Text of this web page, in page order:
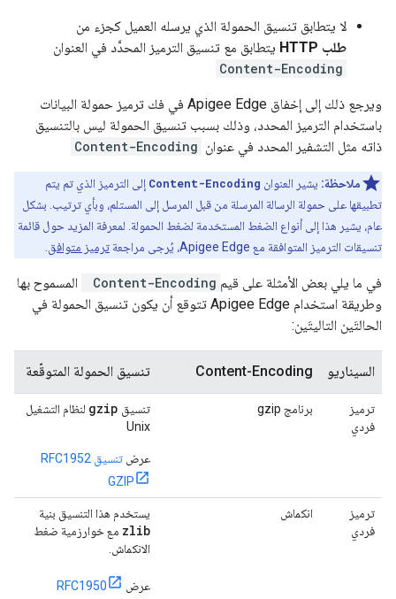
لا يتطابق تنسيق الحمولة الذي يرسله العميل كجزء من
طلب HTTP
يتطابق مع تنسيق الترميز المحدَّد في العنوان
Content-Encoding
ويرجع ذلك إلى إخفاق Apigee Edge في فك ترميز حمولة البيانات
باستخدام الترميز المحدد، وذلك بسبب تنسيق الحمولة ليس بالتنسيق
ذاته مثل التشفير المحدد في عنوان Content-Encoding
ملاحظة: يشير العنوان Content-Encoding إلى الترميز الذي تم يتم
تطبيقها على حمولة الرسالة المرسلة من قبل المرسل إلى المستلم، وبأي ترتيب. بشكل
عام، يشير هذا إلى أنواع الضغط المستخدمة لضغط الحمولة. لمعرفة المزيد حول قائمة
تنسيقات الترميز المتوافقة مع Apigee Edge، يُرجى مراجعة
ترميز متوافق
في ما يلي بعض الأمثلة على قيم Content-Encoding
المسموح بها
وطريقة استخدام Apigee Edge تتوقع أن يكون تنسيق الحمولة في
الحالتَين التاليتَين:
السيناريو Content-Encoding تنسيق الحمولة المتوقّعة
ترميز
فردي
برنامج gzip تنسيق gzip لنظام التشغيل
Unix
عرض
تنسيق RFC1952
GZIP
ترميز
فردي
انكماش يستخدم هذا التنسيق بنية
zlib مع خوارزمية ضغط
الانكماش.
عرض
RFC1950